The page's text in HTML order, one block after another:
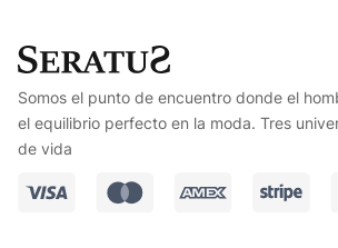
Somos el punto de encuentro donde el
el equilibrio perfecto en la moda. Tres
de vida